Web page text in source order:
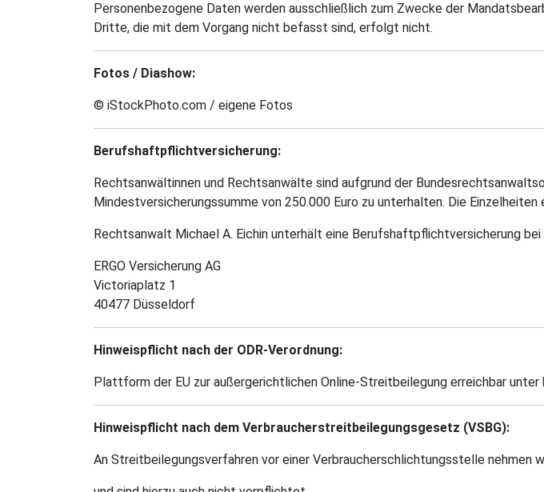
Personenbezogene Daten werden ausschließlich zum Zwecke der
Dritte, die mit dem Vorgang nicht befasst sind, erfolgt nicht.
Fotos / Diashow:
© iStockPhoto.com / eigene Fotos
Berufshaftpflichtversicherung:
Rechtsanwältinnen und Rechtsanwälte sind aufgrund der
Mindestversicherungssumme von 250.000 Euro zu unterhalten. Die Einzelheiten
Rechtsanwalt Michael A. Eichin unterhält eine Berufshaftpflichtversicherung bei
ERGO Versicherung AG
Victoriaplatz 1
40477 Düsseldorf
Hinweispflicht nach der ODR-Verordnung:
Plattform der EU zur außergerichtlichen Online-Streitbeilegung erreichbar unter
Hinweispflicht nach dem Verbraucherstreitbeilegungsgesetz (VSBG):
An Streitbeilegungsverfahren vor einer Verbraucherschlichtungsstelle nehmen